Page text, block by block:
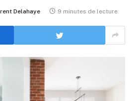
Delahaye 9 minutes de lecture